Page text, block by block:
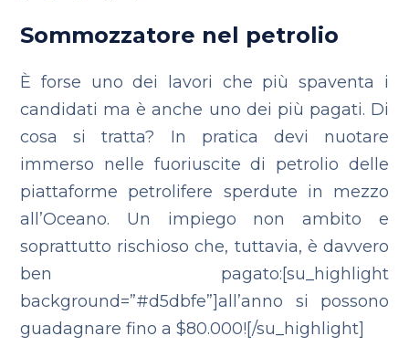
Sommozzatore nel petrolio
È forse uno dei lavori che più spaventa i
candidati ma è anche uno dei più pagati. Di
cosa si tratta? In pratica devi nuotare
immerso nelle fuoriuscite di petrolio delle
piattaforme petrolifere sperdute in mezzo
all’Oceano. Un impiego non ambito e
soprattutto rischioso che, tuttavia, è davvero
ben pagato:[su_highlight
background=”#d5dbfe”]all’anno si possono
guadagnare fino a $80.000![/su_highlight]